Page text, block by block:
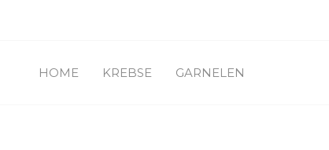
HOME KREBSE GARNELEN